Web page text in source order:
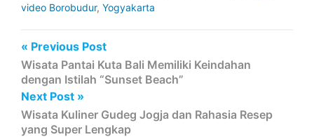
video Borobudur, Yogyakarta
« Previous Post
Wisata Pantai Kuta Bali Memiliki Keindahan
dengan Istilah “Sunset Beach”
Next Post »
Wisata Kuliner Gudeg Jogja dan Rahasia Resep
yang Super Lengkap